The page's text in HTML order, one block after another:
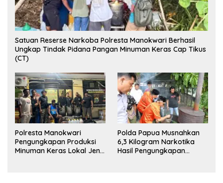
Satuan Reserse Narkoba Polresta Manokwari Berhasil
Ungkap Tindak Pidana Pangan Minuman Keras Cap Tikus
(CT)
Polresta Manokwari
Pengungkapan Produksi
Minuman Keras Lokal Jenis
Polda Papua Musnahkan
6,3 Kilogram Narkotika
Hasil Pengungkapan